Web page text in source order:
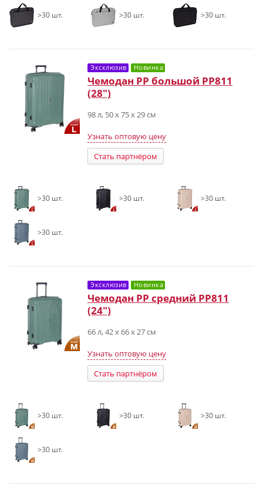
>30 шт. >30 шт. >30 шт.
Эксклюзив Новинка
Чемодан PP большой РР811
(28")
98 л, 50 х 75 х 29 см
Узнать оптовую цену
Стать партнёром
>30 шт. >30 шт. >30 шт.
>30 шт.
Эксклюзив Новинка
Чемодан PP средний РР811
(24")
66 л, 42 х 66 х 27 см
Узнать оптовую цену
Стать партнёром
>30 шт. >30 шт. >30 шт.
>30 шт.